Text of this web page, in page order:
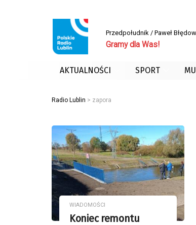
Przedpołudnik / Paweł
Gramy dla Was!
AKTUALNOŚCI SPORT
Radio Lublin > zapora
WIADOMOŚCI
Koniec remontu